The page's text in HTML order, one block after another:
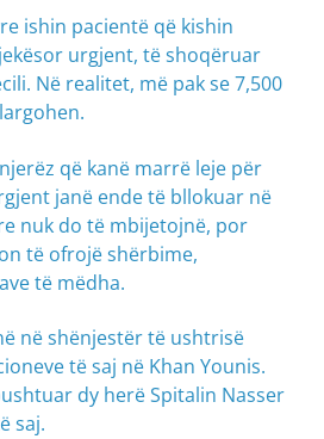
ishin pacientë që kishin
urgjent, të shoqëruar
Në realitet, më pak se 7,500
që kanë marrë leje për
janë ende të bllokuar në
nuk do të mbijetojnë, por
të ofrojë shërbime,
të mëdha.
në shënjestër të ushtrisë
të saj në Khan Younis.
dy herë Spitalin Nasser
saj.